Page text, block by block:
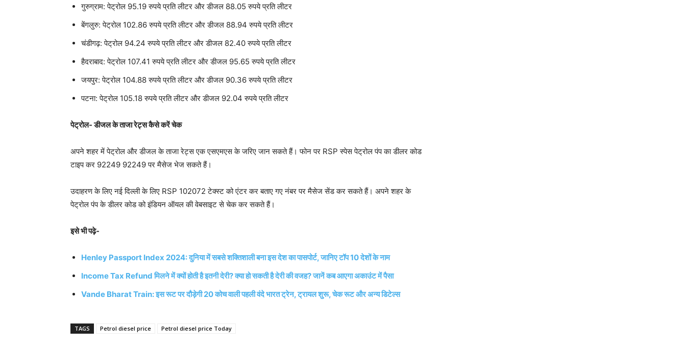
गुरुग्राम: पेट्रोल 95.19 रुपये प्रति लीटर और डीजल 88.05 रुपये प्रति लीटर
बेंगलुरु: पेट्रोल 102.86 रुपये प्रति लीटर और डीजल 88.94 रुपये प्रति लीटर
चंडीगढ़: पेट्रोल 94.24 रुपये प्रति लीटर और डीजल 82.40 रुपये प्रति लीटर
हैदराबाद: पेट्रोल 107.41 रुपये प्रति लीटर और डीजल 95.65 रुपये प्रति लीटर
जयपुर: पेट्रोल 104.88 रुपये प्रति लीटर और डीजल 90.36 रुपये प्रति लीटर
पटना: पेट्रोल 105.18 रुपये प्रति लीटर और डीजल 92.04 रुपये प्रति लीटर
पेट्रोल- डीजल के ताजा रेट्स कैसे करें चेक
अपने शहर में पेट्रोल और डीजल के ताजा रेट्स एक एसएमएस के जरिए जान सकते हैं। फोन पर RSP स्पेस पेट्रोल पंप का डीलर कोड
टाइप कर 92249 92249 पर मैसेज भेज सकते हैं।
उदाहरण के लिए नई दिल्ली के लिए RSP 102072 टेक्स्ट को एंटर कर बताए गए नंबर पर मैसेज सेंड कर सकते हैं। अपने शहर के
पेट्रोल पंप के डीलर कोड को इंडियन ऑयल की वेबसाइट से चेक कर सकते हैं।
इसे भी पढ़े-
Henley Passport Index 2024: दुनिया में सबसे शक्तिशाली बना इस देश का पासपोर्ट, जानिए टॉप 10 देशों के नाम
Income Tax Refund मिलने में क्यों होती है इतनी देरी? क्या हो सकती है देरी की वजह? जानें कब आएगा अकाउंट में पैसा
Vande Bharat Train: इस रूट पर दौड़ेगी 20 कोच वाली पहली वंदे भारत ट्रेन, ट्रायल शुरू, चेक रूट और अन्य डिटेल्स
TAGS Petrol diesel price Petrol diesel price Today